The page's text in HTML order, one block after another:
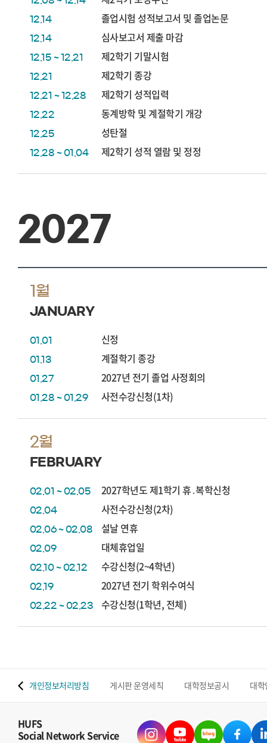
12.14 졸업시험 성적보고서 및 졸업논문
12.14 심사보고서 제출 마감
12.15 ~ 12.21 제2학기 기말시험
12.21 제2학기 종강
12.21 ~ 12.28 제2학기 성적입력
12.22 동계방학 및 계절학기 개강
12.25 성탄절
12.28 ~ 01.04 제2학기 성적 열람 및 정정
2027
1월
JANUARY
01.01 신정
01.13 계절학기 종강
01.27 2027년 전기 졸업 사정회의
01.28 ~ 01.29 사전수강신청(1차)
2월
FEBRUARY
02.01 ~ 02.05 2027학년도 제1학기 휴․복학신청
02.04 사전수강신청(2차)
02.06 ~ 02.08 설날 연휴
02.09 대체휴업일
02.10 ~ 02.12 수강신청(2~4학년)
02.19 2027년 전기 학위수여식
02.22 ~ 02.23 수강신청(1학년, 전체)
개인정보처리방침 게시판 운영세칙 대학정보공시 대
HUFS
Social Network Service